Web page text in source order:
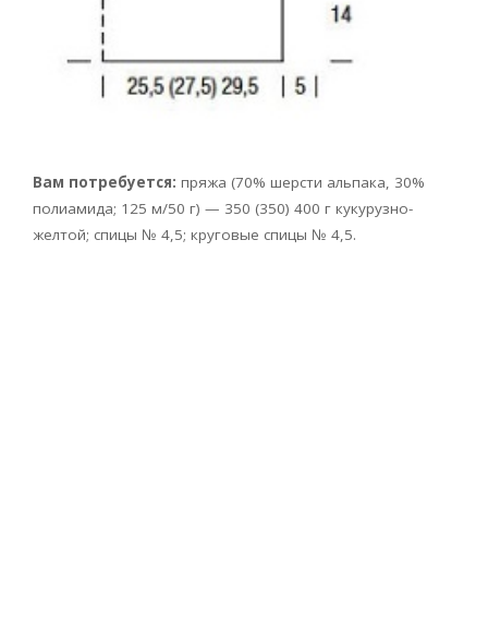
Вам потребуется: пряжа (70% шерсти альпака, 30%
полиамида; 125 м/50 г) — 350 (350) 400 г кукурузно-
желтой; спицы № 4,5; круговые спицы № 4,5.